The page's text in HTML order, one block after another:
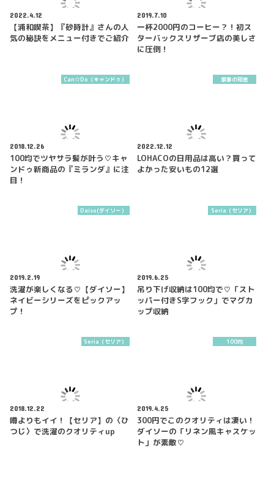
2022.4.12
【浦和喫茶】『砂時計』さんの人
気の秘訣をメニュー付きでご紹介
2019.7.10
一杯2000円のコーヒー？！初ス
ターバックスリザーブ店の美しさ
に圧倒！
Can☆Do（キャンドゥ）
2018.12.26
100均でツヤサラ髪が叶う♡キャ
ンドゥ新商品の『ミランダ』に注
目！
家事の知恵
2022.12.12
LOHACOの日用品は高い？買って
よかった安いもの12選
Daiso(ダイソー）
2019.2.19
洗濯が楽しくなる♡【ダイソー】
ネイビーシリーズをピックアッ
プ！
Seria（セリア）
2019.6.25
吊り下げ収納は100均で♡「スト
ッパー付きS字フック」でマグカ
ップ収納
Seria（セリア）
2018.12.22
噂よりもイイ！【セリア】の〈ひ
つじ〉で洗濯のクオリティup
100均
2019.4.25
300円でこのクオリティは凄い！
ダイソーの「リネン風キャスケッ
ト」が素敵♡